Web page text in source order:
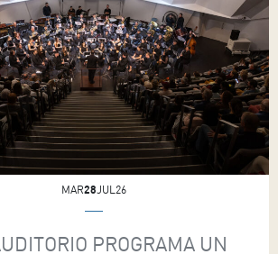
MAR28JUL26
PROGRAMA UN